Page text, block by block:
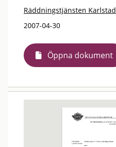
Räddningstjänsten Karlstad
2007-04-30
Öppna dokument